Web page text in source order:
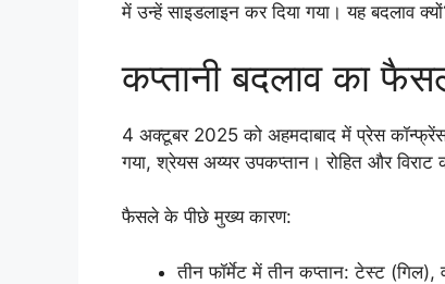
में उन्हें साइडलाइन कर दिया गया। यह बदलाव
कप्तानी बदलाव का
4 अक्टूबर 2025 को अहमदाबाद में प्रेस
गया, श्रेयस अय्यर उपकप्तान। रोहित और विराट
फैसले के पीछे मुख्य कारण:
तीन फॉर्मेट में तीन कप्तान: टेस्ट